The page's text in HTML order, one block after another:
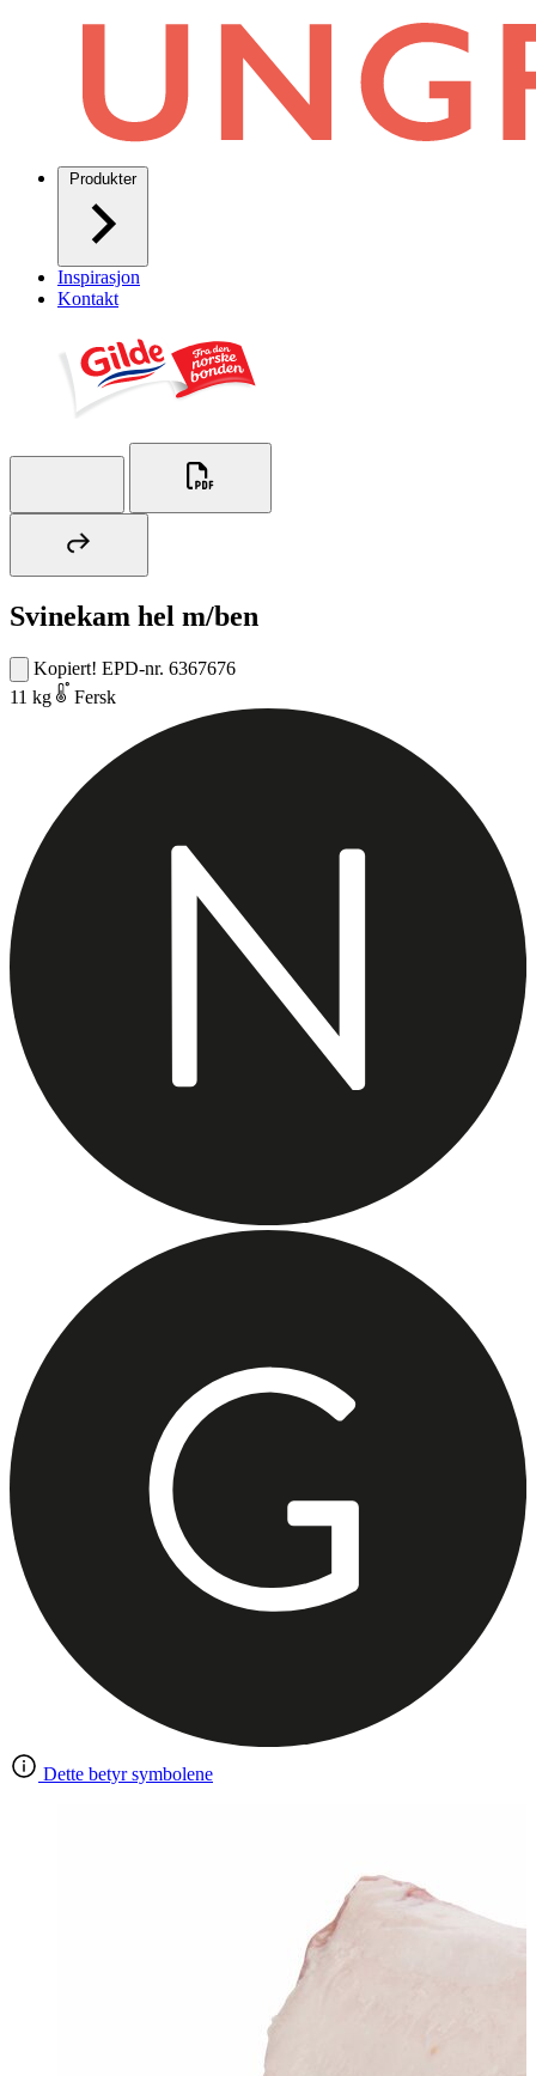
Produkter
Inspirasjon
Kontakt
Svinekam hel m/ben
Kopiert! EPD-nr. 6367676
11 kg
Fersk
Dette betyr symbolene